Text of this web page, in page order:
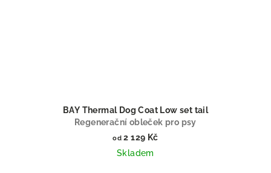
BAY Thermal Dog Coat Low set tail
Regenerační obleček pro psy
od 2 129 Kč
Skladem